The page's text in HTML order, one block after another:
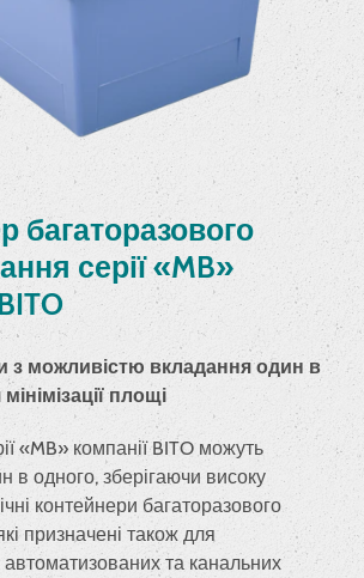
багаторазового
серії «MB»
з можливістю вкладання один в
площі
«MB» компанії BITO можуть
в одного, зберігаючи високу
контейнери багаторазового
призначені також для
та канальних